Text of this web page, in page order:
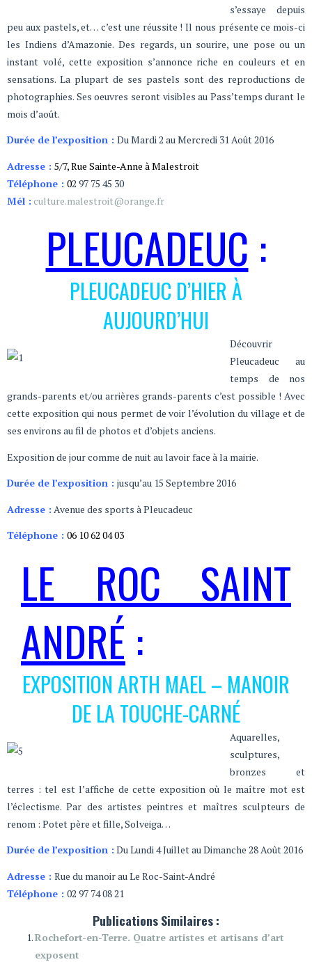
s’essaye depuis
peu aux pastels, et… c’est une réussite ! Il nous présente ce mois-ci
les Indiens d’Amazonie. Des regards, un sourire, une pose ou un
instant volé, cette exposition s’annonce riche en couleurs et en
sensations. La plupart de ses pastels sont des reproductions de
photographies. Ses oeuvres seront visibles au Pass’temps durant le
mois d’août.
Durée de l’exposition : Du Mardi 2 au Mercredi 31 Août 2016
Adresse : 5/7, Rue Sainte-Anne à Malestroit
Téléphone : 02 97 75 45 30
Mél : culture.malestroit@orange.fr
PLEUCADEUC :
PLEUCADEUC D’HIER À
AUJOURD’HUI
Découvrir
Pleucadeuc au
temps de nos
grands-parents et/ou arrières grands-parents c’est possible ! Avec
cette exposition qui nous permet de voir l’évolution du village et de
ses environs au fil de photos et d’objets anciens.
Exposition de jour comme de nuit au lavoir face à la mairie.
Durée de l’exposition : jusqu’au 15 Septembre 2016
Adresse : Avenue des sports à Pleucadeuc
Téléphone : 06 10 62 04 03
LE ROC SAINT
ANDRÉ :
EXPOSITION ARTH MAEL – MANOIR
DE LA TOUCHE-CARNÉ
Aquarelles,
sculptures,
bronzes et
terres : tel est l’affiche de cette exposition où le maître mot est
l’éclectisme. Par des artistes peintres et maîtres sculpteurs de
renom : Potet père et fille, Solveiga…
Durée de l’exposition : Du Lundi 4 Juillet au Dimanche 28 Août 2016
Adresse : Rue du manoir au Le Roc-Saint-André
Téléphone : 02 97 74 08 21
Publications Similaires :
Rochefort-en-Terre. Quatre artistes et artisans d’art
exposent